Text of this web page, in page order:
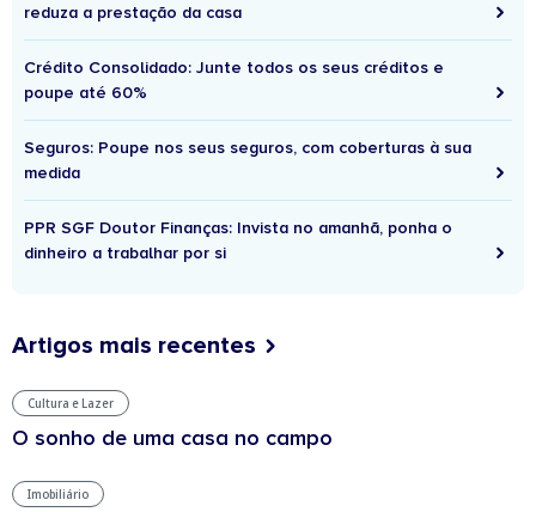
reduza a prestação da casa
Crédito Consolidado: Junte todos os seus créditos e
poupe até 60%
Seguros: Poupe nos seus seguros, com coberturas à sua
medida
PPR SGF Doutor Finanças: Invista no amanhã, ponha o
dinheiro a trabalhar por si
Artigos mais recentes
Cultura e Lazer
O sonho de uma casa no campo
Imobiliário